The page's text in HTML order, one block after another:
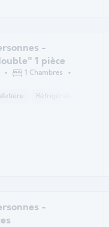
-
1 pièce
1 Chambres
Réfrigérateur
-